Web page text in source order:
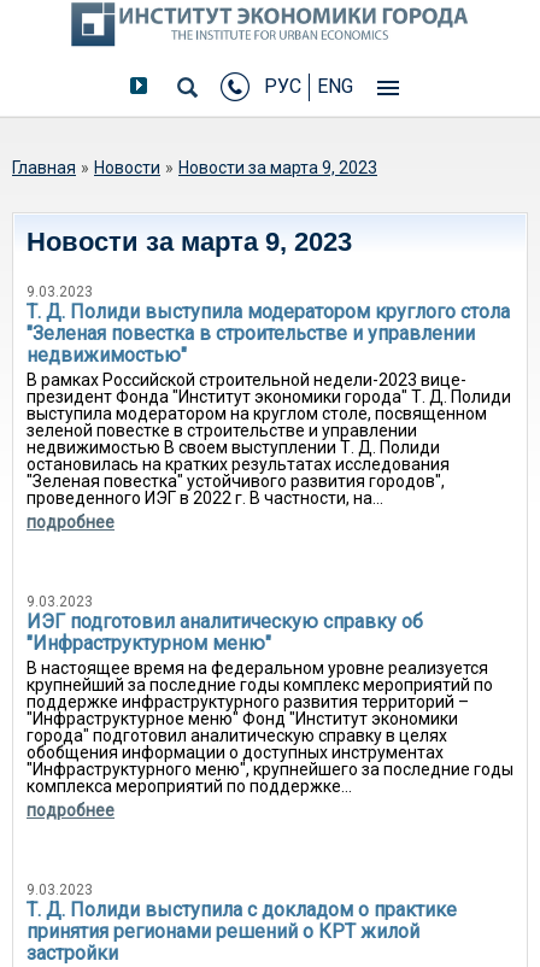
РУС ENG
Вы здесь
Главная » Новости » Новости за марта 9, 2023
Новости за марта 9, 2023
9.03.2023
Т. Д. Полиди выступила модератором круглого стола
"Зеленая повестка в строительстве и управлении
недвижимостью"
В рамках Российской строительной недели-2023 вице-
президент Фонда "Институт экономики города" Т. Д. Полиди
выступила модератором на круглом столе, посвященном
зеленой повестке в строительстве и управлении
недвижимостью В своем выступлении Т. Д. Полиди
остановилась на кратких результатах исследования
"Зеленая повестка" устойчивого развития городов",
проведенного ИЭГ в 2022 г. В частности, на...
подробнее
9.03.2023
ИЭГ подготовил аналитическую справку об
"Инфраструктурном меню"
В настоящее время на федеральном уровне реализуется
крупнейший за последние годы комплекс мероприятий по
поддержке инфраструктурного развития территорий –
"Инфраструктурное меню" Фонд "Институт экономики
города" подготовил аналитическую справку в целях
обобщения информации о доступных инструментах
"Инфраструктурного меню", крупнейшего за последние годы
комплекса мероприятий по поддержке...
подробнее
9.03.2023
Т. Д. Полиди выступила с докладом о практике
принятия регионами решений о КРТ жилой
застройки